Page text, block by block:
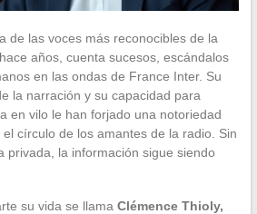
de las voces más reconocibles de la
años, cuenta sucesos, escándalos
en las ondas de France Inter. Su
la narración y su capacidad para
en vilo le han forjado una notoriedad
círculo de los amantes de la radio. Sin
privada, la información sigue siendo
su vida se llama Clémence Thioly,